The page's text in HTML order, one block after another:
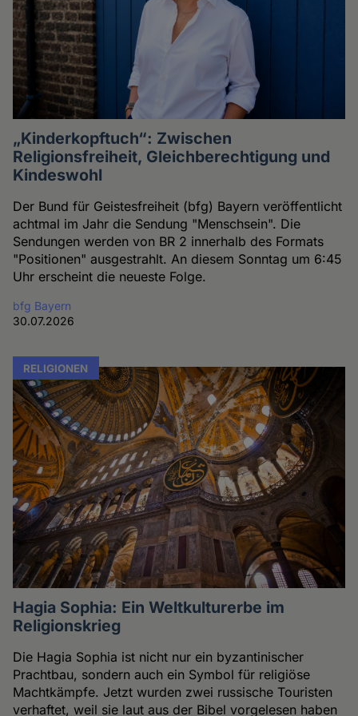
„Kinderkopftuch“: Zwischen
Religionsfreiheit, Gleichberechtigung und
Kindeswohl
Der Bund für Geistesfreiheit (bfg) Bayern veröffentlicht
achtmal im Jahr die Sendung "Menschsein". Die
Sendungen werden von BR 2 innerhalb des Formats
"Positionen" ausgestrahlt. An diesem Sonntag um 6:45
Uhr erscheint die neueste Folge.
bfg Bayern
30.07.2026
RELIGIONEN
Hagia Sophia: Ein Weltkulturerbe im
Religionskrieg
Die Hagia Sophia ist nicht nur ein byzantinischer
Prachtbau, sondern auch ein Symbol für religiöse
Machtkämpfe. Jetzt wurden zwei russische Touristen
verhaftet, weil sie laut aus der Bibel vorgelesen haben